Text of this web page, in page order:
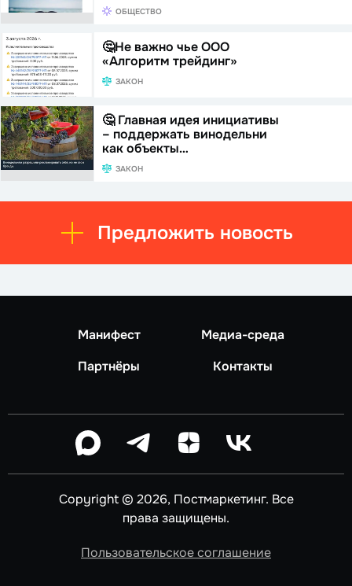
ОБЩЕСТВО
🤔Не важно чье ООО
«Алгоритм трейдинг»
ЗАКОН
🤔 Главная идея инициативы
– поддержать винодельни
как объекты…
ЗАКОН
Предложить новость
Манифест
Медиа-среда
Партнёры
Контакты
Copyright © 2026, Постмаркетинг. Все
права защищены.
Пользовательское соглашение